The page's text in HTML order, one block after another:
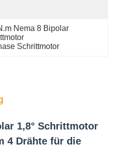
Nema 8 Bipolar
Schrittmotor
1,8° Schrittmotor
4 Drähte für die